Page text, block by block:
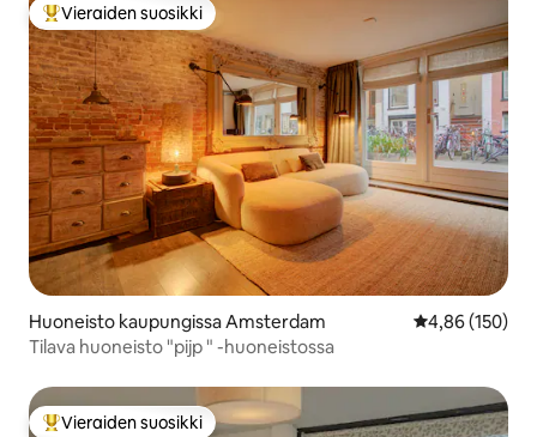
Vieraiden suosikkien parhaimmistoa
Vieraiden suosikki
Huoneisto kaupungissa Amsterdam
4,86 (150)
Tilava huoneisto "pijp " -huoneistossa
Vieraiden suosikki